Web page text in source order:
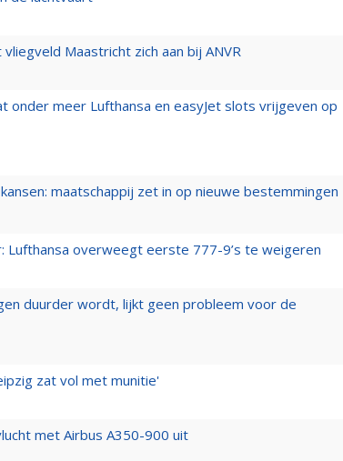
Maastricht zich aan bij ANVR
onder meer Lufthansa en easyJet slots vrijgeven op
maatschappij zet in op nieuwe bestemmingen
Lufthansa overweegt eerste 777-9’s te weigeren
duurder wordt, lijkt geen probleem voor de
zat vol met munitie'
met Airbus A350-900 uit